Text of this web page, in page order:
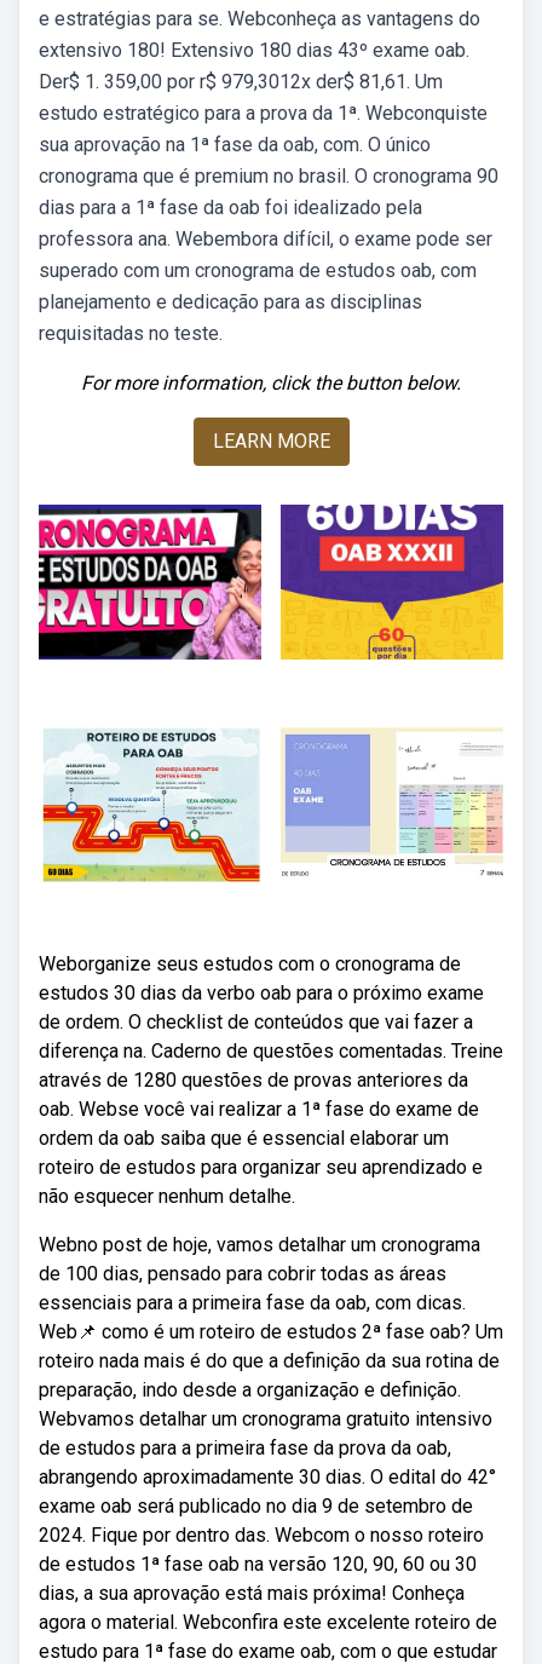
e estratégias para se. Webconheça as vantagens do
extensivo 180! Extensivo 180 dias 43º exame oab.
Der$ 1. 359,00 por r$ 979,3012x der$ 81,61. Um
estudo estratégico para a prova da 1ª. Webconquiste
sua aprovação na 1ª fase da oab, com. O único
cronograma que é premium no brasil. O cronograma 90
dias para a 1ª fase da oab foi idealizado pela
professora ana. Webembora difícil, o exame pode ser
superado com um cronograma de estudos oab, com
planejamento e dedicação para as disciplinas
requisitadas no teste.
For more information, click the button below.
LEARN MORE
Weborganize seus estudos com o cronograma de
estudos 30 dias da verbo oab para o próximo exame
de ordem. O checklist de conteúdos que vai fazer a
diferença na. Caderno de questões comentadas. Treine
através de 1280 questões de provas anteriores da
oab. Webse você vai realizar a 1ª fase do exame de
ordem da oab saiba que é essencial elaborar um
roteiro de estudos para organizar seu aprendizado e
não esquecer nenhum detalhe.
Webno post de hoje, vamos detalhar um cronograma
de 100 dias, pensado para cobrir todas as áreas
essenciais para a primeira fase da oab, com dicas.
Web📌 como é um roteiro de estudos 2ª fase oab? Um
roteiro nada mais é do que a definição da sua rotina de
preparação, indo desde a organização e definição.
Webvamos detalhar um cronograma gratuito intensivo
de estudos para a primeira fase da prova da oab,
abrangendo aproximadamente 30 dias. O edital do 42°
exame oab será publicado no dia 9 de setembro de
2024. Fique por dentro das. Webcom o nosso roteiro
de estudos 1ª fase oab na versão 120, 90, 60 ou 30
dias, a sua aprovação está mais próxima! Conheça
agora o material. Webconfira este excelente roteiro de
estudo para 1ª fase do exame oab, com o que estudar